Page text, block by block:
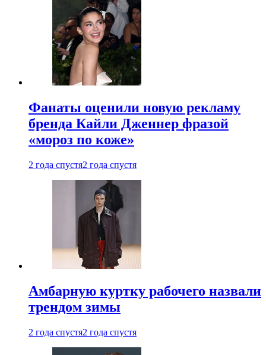
Фанаты оценили новую рекламу
бренда Кайли Дженнер фразой
«мороз по коже»
2 года спустя2 года спустя
Амбарную куртку рабочего назвали
трендом зимы
2 года спустя2 года спустя